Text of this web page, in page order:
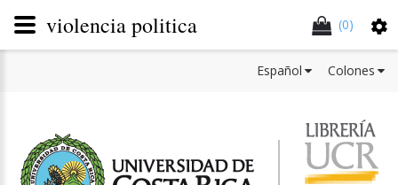
(0)
Colones
Español
violencia politica